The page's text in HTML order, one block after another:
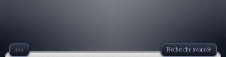
↓↓↓ Recherche avancée